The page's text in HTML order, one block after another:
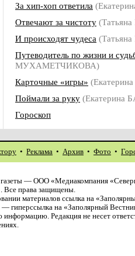
За хип-хоп ответила
Отвечают за чистоту
И происходят чудеса
Путеводитель по жизни и
МУХАМЕТЧИКОВА)
Карточные «игры»
Поймали за руку (Екатерина
Гороскоп
• Реклама • Архив • Фото •
газеты — ООО «Медиакомпания
Все права защищены.
материалов ссылка на
гиперссылка на «Заполярный
информацию. Редакция не несет